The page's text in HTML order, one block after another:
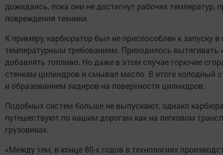
дожидаясь, пока они не достигнут рабочих температур,
повреждения техники.
К примеру, карбюратор был не приспособлен к запуску
температурным требованиям. Приходилось вытягивать
добавлять топливо. Но даже в этом случае горючее
стенкам цилиндров и смывал масло. В итоге холодный
и образованием задиров на поверхности цилиндров.
Подобных систем больше не выпускают, однако
путешествуют по нашим дорогам как на легковом
грузовиках.
«Между тем, в конце 80-х годов в технологиях